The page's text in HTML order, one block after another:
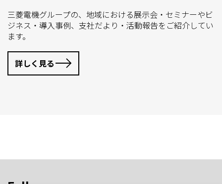
三菱電機グループの、地域における展示会・セミナーやビ
ジネス・導入事例、支社だより・活動報告をご紹介してい
ます。
詳しく見る